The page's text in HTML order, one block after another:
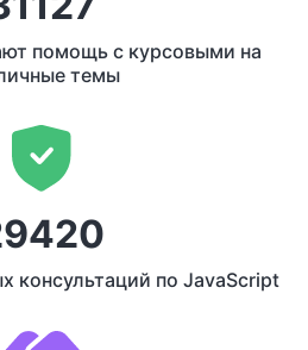
помощь с курсовыми на
темы
консультаций по JavaScript